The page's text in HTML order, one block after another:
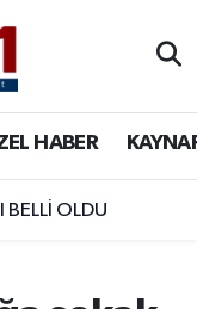
HABER
OLDU